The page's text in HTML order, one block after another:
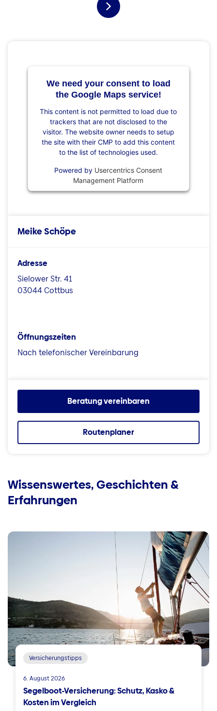
We need your consent to load
the Google Maps service!
This content is not permitted to load due to
trackers that are not disclosed to the
visitor. The website owner needs to setup
the site with their CMP to add this content
to the list of technologies used.
Powered by Usercentrics Consent
Management Platform
Meike Schöpe
Adresse
Sielower Str. 41
03044 Cottbus
Öffnungszeiten
Nach telefonischer Vereinbarung
Beratung vereinbaren
Routenplaner
Wissenswertes, Geschichten &
Erfahrungen
Versicherungstipps
6. August 2026
Segelboot-Versicherung: Schutz, Kasko &
Kosten im Vergleich